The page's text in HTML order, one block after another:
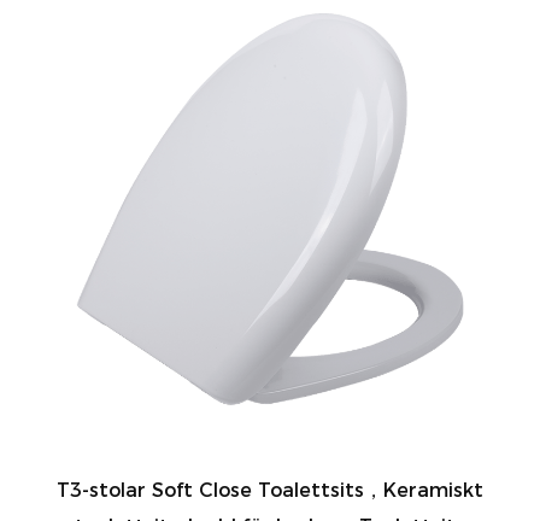
T3-stolar Soft Close Toalettsits，Keramiskt